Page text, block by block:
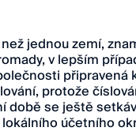
jednou zemí,
v lepším
připravená
protože
době se ještě
účetního